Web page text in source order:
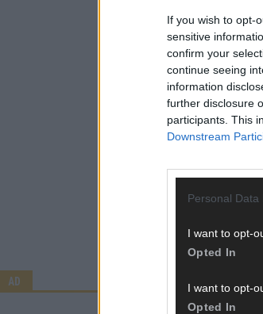
If you wish to opt-
sensitive
confirm your
continue seeing
information
further disclosure
participants. This
Downstream
Personal Data
I want to opt-
Opted In
I want to opt-
Opted In
AD